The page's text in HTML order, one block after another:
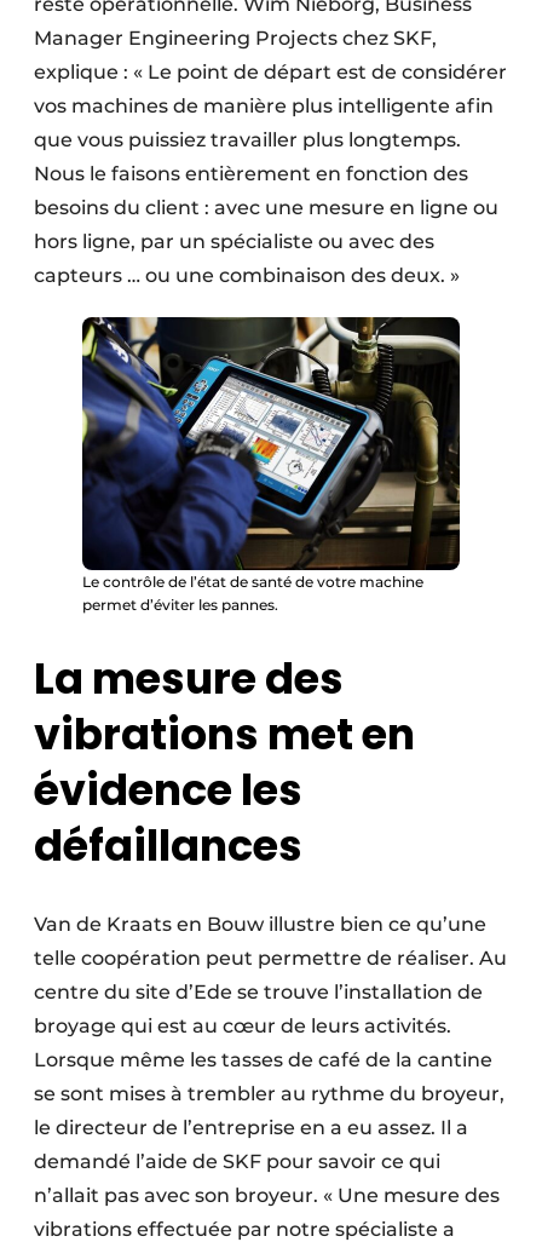
reste opérationnelle. Wim Nieborg, Business
Manager Engineering Projects chez SKF,
explique : « Le point de départ est de considérer
vos machines de manière plus intelligente afin
que vous puissiez travailler plus longtemps.
Nous le faisons entièrement en fonction des
besoins du client : avec une mesure en ligne ou
hors ligne, par un spécialiste ou avec des
capteurs … ou une combinaison des deux. »
Le contrôle de l’état de santé de votre machine
permet d’éviter les pannes.
La mesure des
vibrations met en
évidence les
défaillances
Van de Kraats en Bouw illustre bien ce qu’une
telle coopération peut permettre de réaliser. Au
centre du site d’Ede se trouve l’installation de
broyage qui est au cœur de leurs activités.
Lorsque même les tasses de café de la cantine
se sont mises à trembler au rythme du broyeur,
le directeur de l’entreprise en a eu assez. Il a
demandé l’aide de SKF pour savoir ce qui
n’allait pas avec son broyeur. « Une mesure des
vibrations effectuée par notre spécialiste a